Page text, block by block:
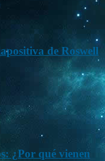
de Roswell
¿Por qué vienen